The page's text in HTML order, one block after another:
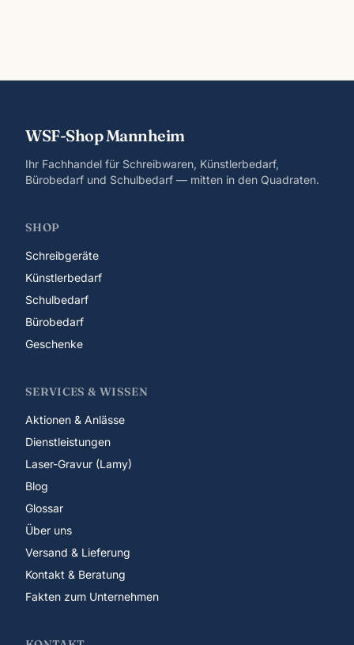
WSF-Shop Mannheim
Ihr Fachhandel für Schreibwaren, Künstlerbedarf,
Bürobedarf und Schulbedarf — mitten in den Quadraten.
SHOP
Schreibgeräte
Künstlerbedarf
Schulbedarf
Bürobedarf
Geschenke
SERVICES & WISSEN
Aktionen & Anlässe
Dienstleistungen
Laser-Gravur (Lamy)
Blog
Glossar
Über uns
Versand & Lieferung
Kontakt & Beratung
Fakten zum Unternehmen